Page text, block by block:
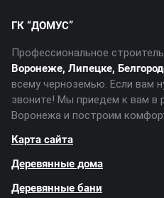
ГК “ДОМУС”
Профессиональное
Воронеже, Липецке,
всему черноземью. Если вам
звоните! Мы приедем к вам в
Воронежа и построим
Карта сайта
Деревянные дома
Деревянные бани